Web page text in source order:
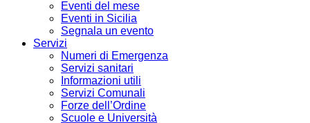
Eventi del mese
Eventi in Sicilia
Segnala un evento
Servizi
Numeri di Emergenza
Servizi sanitari
Informazioni utili
Servizi Comunali
Forze dell’Ordine
Scuole e Università